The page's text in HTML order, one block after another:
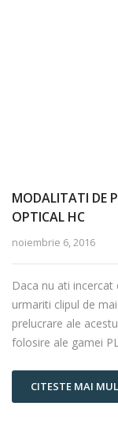
MODALITATI DE
OPTICAL HC
noiembrie 6, 2016
Daca nu ati incercat
urmariti clipul de
prelucrare ale
folosire ale gamei
CITESTE MAI